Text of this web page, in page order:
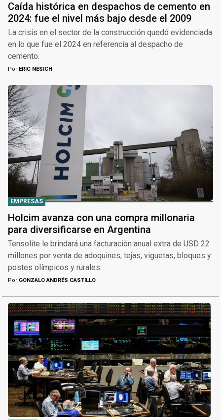
Caída histórica en despachos de cemento en
2024: fue el nivel más bajo desde el 2009
La crisis en el sector de la construcción quedó evidenciada
en lo que fue el 2024 en referencia al despacho de
cemento.
Por ERIC NESICH
EMPRESAS
Holcim avanza con una compra millonaria
para diversificarse en Argentina
Tensolite le brindará una facturación anual extra de USD 22
millones por venta de adoquines, tejas, viguetas, bloques y
postes olímpicos y rurales.
Por GONZALO ANDRÉS CASTILLO